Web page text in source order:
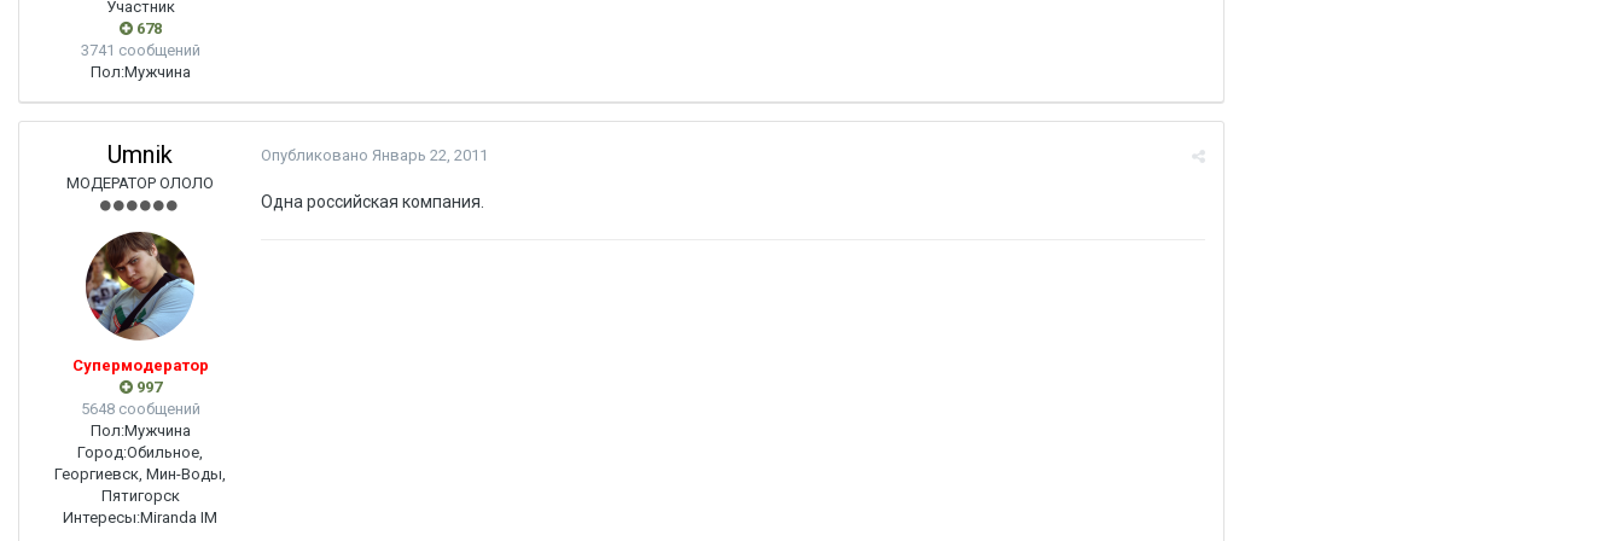
Участник
678
3741 сообщений
Пол:Мужчина
Umnik
МОДЕРАТОР ОЛОЛО
Супермодератор
997
5648 сообщений
Пол:Мужчина
Город:Обильное,
Георгиевск, Мин-Воды,
Пятигорск
Интересы:Miranda IM
Опубликовано Январь 22, 2011
Одна российская компания.